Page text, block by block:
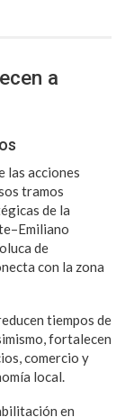
a
las acciones
tramos
de la
de
con la zona
tiempos de
fortalecen
comercio y
local.
en